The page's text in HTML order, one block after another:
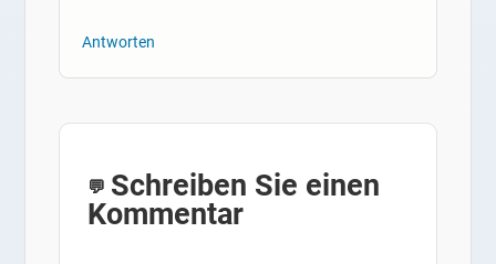
Antworten
Schreiben Sie einen
Kommentar